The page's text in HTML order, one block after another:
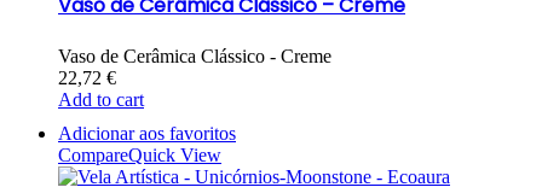
Vaso de Cerâmica Clássico - Creme
22,72 €
Add to cart
Adicionar aos favoritos
CompareQuick View